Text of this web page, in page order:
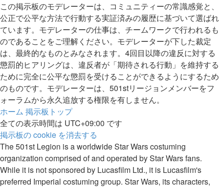
この掲示板のモデレーターは、コミュニティーの常識感覚と、
公正で公平な方法で行動する実証済みの履歴に基づいて選ばれ
ています。モデレーターの仕事は、チームワークで行われるも
のであることをご理解ください。モデレーターが下した裁定
は、最終的なものとみなされます。4回目以降の違反に対する
懲罰的ヒアリングは、違反者が「期待される行動」を維持する
ために完全に公平な懲罰を受けることができるようにするため
のものです。モデレーターは、501stリージョンメンバーをフ
ォーラムから永久追放する権限を有しません。
ホーム 掲示板トップ
全ての表示時間は UTC+09:00 です
掲示板の cookie を消去する
The 501st Legion is a worldwide Star Wars costuming
organization comprised of and operated by Star Wars fans.
While it is not sponsored by Lucasfilm Ltd., it is Lucasfilm's
preferred Imperial costuming group. Star Wars, its characters,